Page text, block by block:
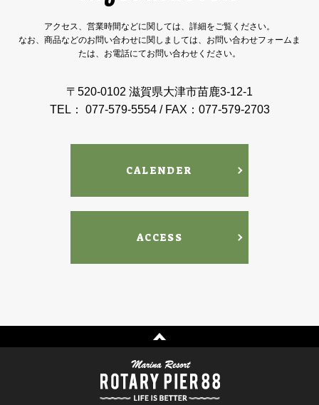
アクセス、営業時間などに関しては、詳細をご覧ください。
なお、商品などのお問い合わせに関しましては、お問い合わせフォームま
たは、お電話にてお問い合わせください。
〒520-0102 滋賀県大津市苗鹿3-12-1
TEL： 077-579-5554 / FAX：077-579-2703
CALENDER
ACCESS